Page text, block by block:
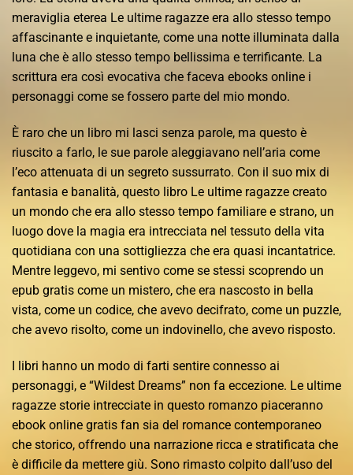
meraviglia eterea Le ultime ragazze era allo stesso tempo
affascinante e inquietante, come una notte illuminata dalla
luna che è allo stesso tempo bellissima e terrificante. La
scrittura era così evocativa che faceva ebooks online i
personaggi come se fossero parte del mio mondo.
È raro che un libro mi lasci senza parole, ma questo è
riuscito a farlo, le sue parole aleggiavano nell’aria come
l’eco attenuata di un segreto sussurrato. Con il suo mix di
fantasia e banalità, questo libro Le ultime ragazze creato
un mondo che era allo stesso tempo familiare e strano, un
luogo dove la magia era intrecciata nel tessuto della vita
quotidiana con una sottigliezza che era quasi incantatrice.
Mentre leggevo, mi sentivo come se stessi scoprendo un
epub gratis come un mistero, che era nascosto in bella
vista, come un codice, che avevo decifrato, come un puzzle,
che avevo risolto, come un indovinello, che avevo risposto.
I libri hanno un modo di farti sentire connesso ai
personaggi, e “Wildest Dreams” non fa eccezione. Le ultime
ragazze storie intrecciate in questo romanzo piaceranno
ebook online gratis fan sia del romance contemporaneo
che storico, offrendo una narrazione ricca e stratificata che
è difficile da mettere giù. Sono rimasto colpito dall’uso del